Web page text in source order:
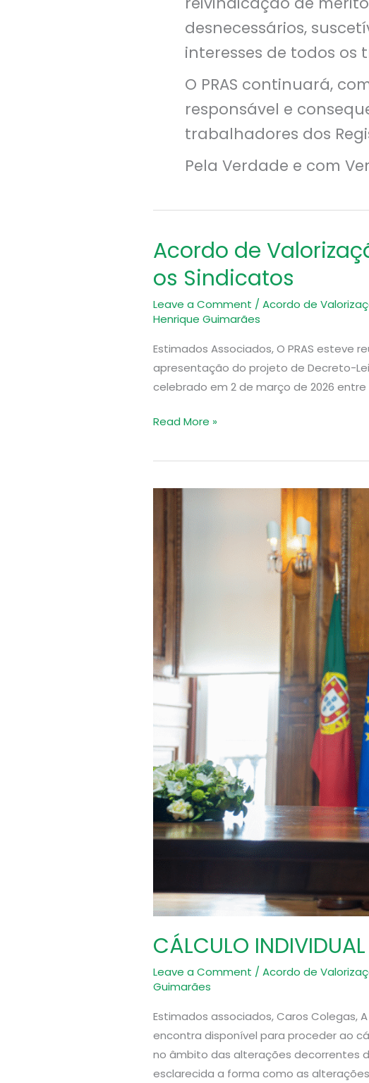
desnecessários,
interesses de todos os
O PRAS continuará,
responsável e
trabalhadores dos
Pela Verdade e com
Acordo de
os Sindicatos
Leave a Comment /Acordo de
Henrique Guimarães
Estimados Associados, O PRAS esteve
apresentação do projeto de Decreto-
celebrado em 2 de março de 2026
Acordo
Valorização
Salarial
Celebrado
entre
Governo
os
Read More »
CÁLCULO
Leave a Comment / Acordo de
Guimarães
Estimados associados, Caros Colegas,
encontra disponível para proceder ao
no âmbito das alterações decorrentes
esclarecida a forma como as
CÁLCULO
INDIVIDUAL
VENCIMENTO
TRABALHADOR